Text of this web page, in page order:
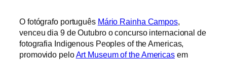
O fotógrafo português Mário Rainha Campos,
venceu dia 9 de Outubro o concurso internacional de
fotografia Indigenous Peoples of the Americas,
promovido pelo Art Museum of the Americasem